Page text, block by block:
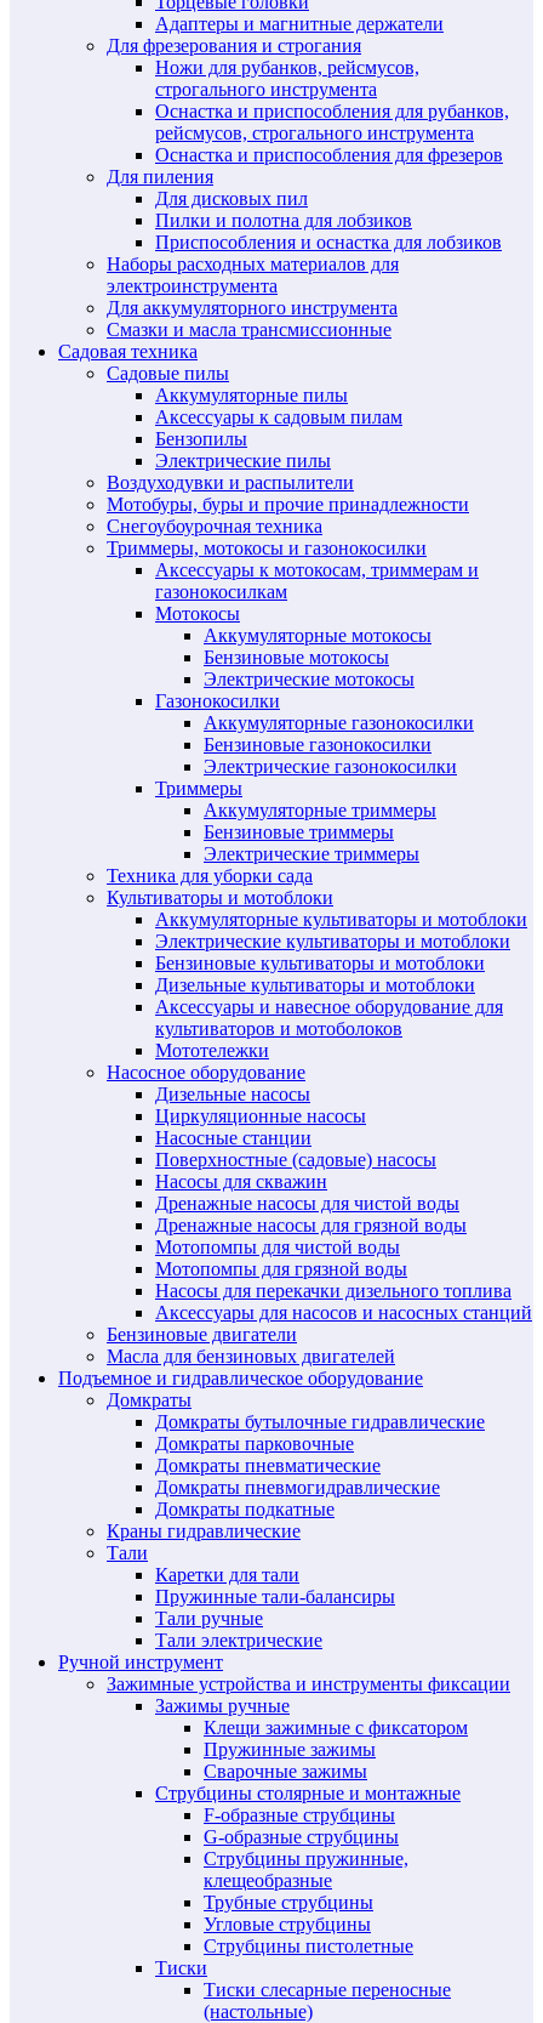
Адаптеры и магнитные держатели
Для фрезерования и строгания
Ножи для рубанков, рейсмусов,
строгального инструмента
Оснастка и приспособления для рубанков,
рейсмусов, строгального инструмента
Оснастка и приспособления для фрезеров
Для пиления
Для дисковых пил
Пилки и полотна для лобзиков
Приспособления и оснастка для лобзиков
Наборы расходных материалов для
электроинструмента
Для аккумуляторного инструмента
Смазки и масла трансмиссионные
Садовая техника
Садовые пилы
Аккумуляторные пилы
Аксессуары к садовым пилам
Бензопилы
Электрические пилы
Воздуходувки и распылители
Мотобуры, буры и прочие принадлежности
Снегоубоурочная техника
Триммеры, мотокосы и газонокосилки
Аксессуары к мотокосам, триммерам и
газонокосилкам
Мотокосы
Аккумуляторные мотокосы
Бензиновые мотокосы
Электрические мотокосы
Газонокосилки
Аккумуляторные газонокосилки
Бензиновые газонокосилки
Электрические газонокосилки
Триммеры
Аккумуляторные триммеры
Бензиновые триммеры
Электрические триммеры
Техника для уборки сада
Культиваторы и мотоблоки
Аккумуляторные культиваторы и мотоблоки
Электрические культиваторы и мотоблоки
Бензиновые культиваторы и мотоблоки
Дизельные культиваторы и мотоблоки
Аксессуары и навесное оборудование для
культиваторов и мотоболоков
Мототележки
Насосное оборудование
Дизельные насосы
Циркуляционные насосы
Насосные станции
Поверхностные (садовые) насосы
Насосы для скважин
Дренажные насосы для чистой воды
Дренажные насосы для грязной воды
Мотопомпы для чистой воды
Мотопомпы для грязной воды
Насосы для перекачки дизельного топлива
Аксессуары для насосов и насосных станций
Бензиновые двигатели
Масла для бензиновых двигателей
Подъемное и гидравлическое оборудование
Домкраты
Домкраты бутылочные гидравлические
Домкраты парковочные
Домкраты пневматические
Домкраты пневмогидравлические
Домкраты подкатные
Краны гидравлические
Тали
Каретки для тали
Пружинные тали-балансиры
Тали ручные
Тали электрические
Ручной инструмент
Зажимные устройства и инструменты фиксации
Зажимы ручные
Клещи зажимные с фиксатором
Пружинные зажимы
Сварочные зажимы
Струбцины столярные и монтажные
F-образные струбцины
G-образные струбцины
Струбцины пружинные,
клещеобразные
Трубные струбцины
Угловые струбцины
Струбцины пистолетные
Тиски
Тиски слесарные переносные
(настольные)